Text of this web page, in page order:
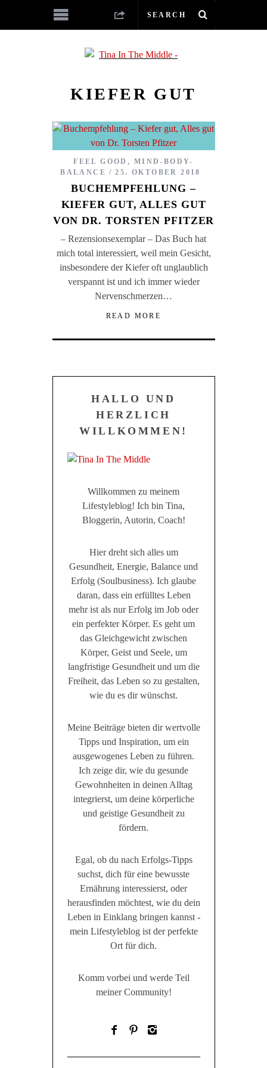
KIEFER GUT
FEEL GOOD , MIND-BODY-
BALANCE
25. OKTOBER 2018
BUCHEMPFEHLUNG –
KIEFER GUT, ALLES GUT
VON DR. TORSTEN PFITZER
– Rezensionsexemplar – Das Buch hat
mich total interessiert, weil mein Gesicht,
insbesondere der Kiefer oft unglaublich
verspannt ist und ich immer wieder
Nervenschmerzen…
READ MORE
HALLO UND
HERZLICH
WILLKOMMEN!
Willkommen zu meinem
Lifestyleblog! Ich bin Tina,
Bloggerin, Autorin, Coach!
Hier dreht sich alles um
Gesundheit, Energie, Balance und
Erfolg (Soulbusiness). Ich glaube
daran, dass ein erfülltes Leben
mehr ist als nur Erfolg im Job oder
ein perfekter Körper. Es geht um
das Gleichgewicht zwischen
Körper, Geist und Seele, um
langfristige Gesundheit und um die
Freiheit, das Leben so zu gestalten,
wie du es dir wünschst.
Meine Beiträge bieten dir wertvolle
Tipps und Inspiration, um ein
ausgewogenes Leben zu führen.
Ich zeige dir, wie du gesunde
Gewohnheiten in deinen Alltag
integrierst, um deine körperliche
und geistige Gesundheit zu
fördern.
Egal, ob du nach Erfolgs-Tipps
suchst, dich für eine bewusste
Ernährung interessierst, oder
herausfinden möchtest, wie du dein
Leben in Einklang bringen kannst -
mein Lifestyleblog ist der perfekte
Ort für dich.
Komm vorbei und werde Teil
meiner Community!